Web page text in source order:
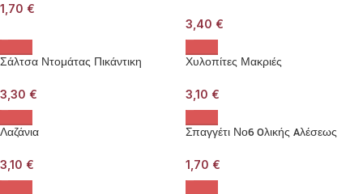
1,70 €
3,40 €
Σάλτσα Ντομάτας Πικάντικη
3,30 €
Χυλοπίτες Μακριές
3,10 €
Λαζάνια
3,10 €
Σπαγγέτι Νο6 Oλικής Aλέσεως
1,70 €